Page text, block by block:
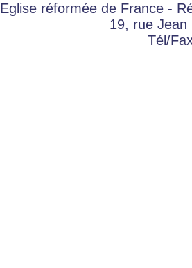
Eglise réformée de France -
19, rue Jean
Tél/